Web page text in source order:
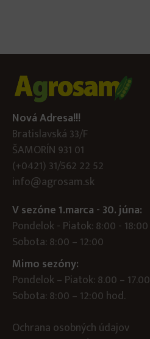
Nová Adresa!!!
Bratislavská 33/F
ŠAMORÍN 931 01
(+0421) 31/562 22 52
info@agrosam.sk
V sezóne 1.marca - 30. júna:
Pondelok - Piatok: 8:00 - 18:00
Sobota: 8:00 – 12:00
Mimo sezóny:
Pondelok – Piatok: 8.00 – 17.00
Sobota: 8:00 – 12:00 hod.
Ochrana osobných údajov